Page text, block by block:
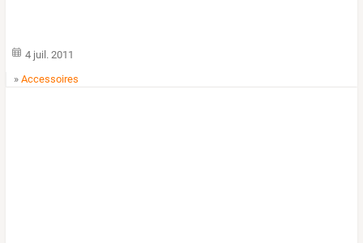
4 juil. 2011
»Accessoires